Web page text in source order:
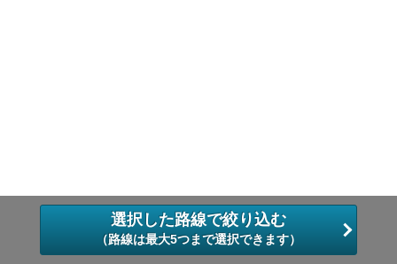
選択した路線で絞り込む
（路線は最大5つまで選択できます）